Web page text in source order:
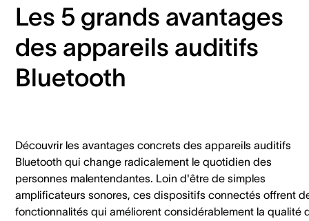
Les 5 grands avantages
des appareils auditifs
Bluetooth
Découvrir les avantages concrets des appareils auditifs
Bluetooth qui change radicalement le quotidien des
personnes malentendantes. Loin d'être de simples
amplificateurs sonores, ces dispositifs connectés offrent
fonctionnalités qui améliorent considérablement la qualité